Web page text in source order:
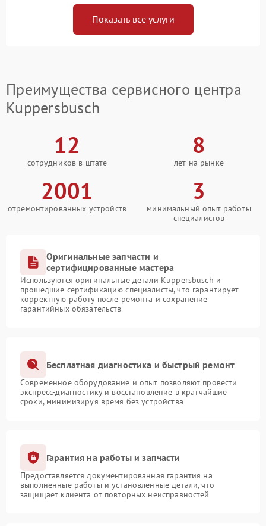
Показать все услуги
Преимущества сервисного центра
Kuppersbusch
12
сотрудников в штате
8
лет на рынке
2001
отремонтированных устройств
3
минимальный опыт работы
специалистов
Оригинальные запчасти и
сертифицированные мастера
Используются оригинальные детали Kuppersbusch и
прошедшие сертификацию специалисты, что гарантирует
корректную работу после ремонта и сохранение
гарантийных обязательств
Бесплатная диагностика и быстрый ремонт
Современное оборудование и опыт позволяют провести
экспресс-диагностику и восстановление в кратчайшие
сроки, минимизируя время без устройства
Гарантия на работы и запчасти
Предоставляется документированная гарантия на
выполненные работы и установленные детали, что
защищает клиента от повторных неисправностей